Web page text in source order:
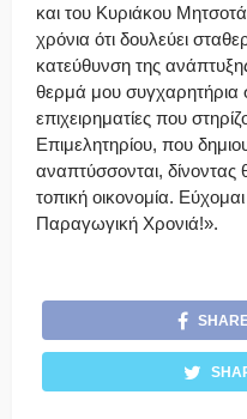
και του Κυριάκου
χρόνια ότι δουλεύει
κατεύθυνση της
θερμά μου συγχαρητήρια
επιχειρηματίες που
Επιμελητηρίου, που
αναπτύσσονται, δίνοντας
τοπική οικονομία.
Παραγωγική Χρονιά!».